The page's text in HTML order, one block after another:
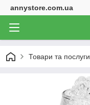
annystore.com.ua
Товари та послуги